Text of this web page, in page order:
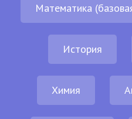
Математика
История
Химия